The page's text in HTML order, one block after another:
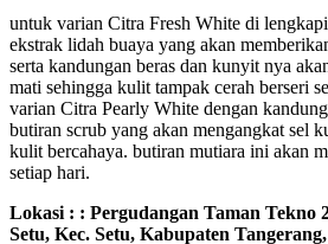
untuk varian Citra Fresh White di
ekstrak lidah buaya yang akan
serta kandungan beras dan kunyit nya
mati sehingga kulit tampak cerah berseri
varian Citra Pearly White dengan
butiran scrub yang akan mengangkat sel
kulit bercahaya. butiran mutiara ini akan
setiap hari.
Lokasi : : Pergudangan Taman Tekno
Setu, Kec. Setu, Kabupaten